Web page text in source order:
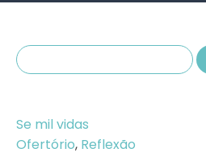
Se mil vidas
Ofertório, Reflexão